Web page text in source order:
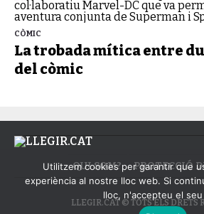
CÒMIC
La trobada mítica entre
del còmic
QUI SOM? PROTECCIÓ
LLEGIR.CAT © TOTS ELS DRETS
Utilitzem cookies per garantir que
experiència al nostre lloc web. Si
lloc, n'accepteu el seu